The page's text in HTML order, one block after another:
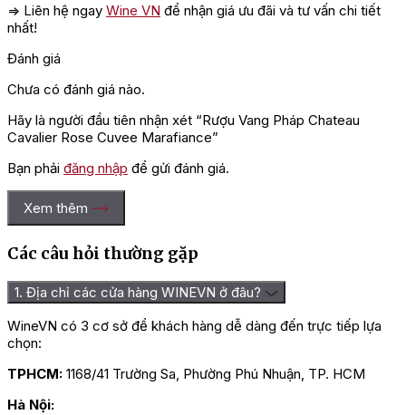
=> Liên hệ ngay Wine VN để nhận giá ưu đãi và tư vấn chi tiết
nhất!
Đánh giá
Chưa có đánh giá nào.
Hãy là người đầu tiên nhận xét “Rượu Vang Pháp Chateau
Cavalier Rose Cuvee Marafiance”
Bạn phải đăng nhập để gửi đánh giá.
Xem thêm
Các câu hỏi thường gặp
1. Địa chỉ các cửa hàng WINEVN ở đâu?
WineVN có 3 cơ sở để khách hàng dễ dàng đến trực tiếp lựa
chọn:
TPHCM: 1168/41 Trường Sa, Phường Phú Nhuận, TP. HCM
Hà Nội: